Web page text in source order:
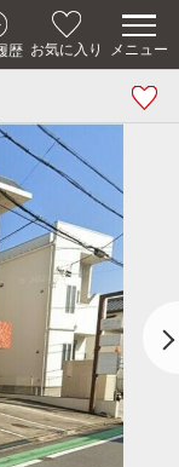
歴 お気に入り メニュー